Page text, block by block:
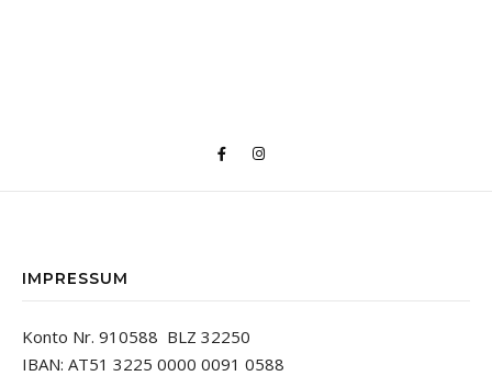
IMPRESSUM
Konto Nr. 910588 BLZ 32250
IBAN: AT51 3225 0000 0091 0588